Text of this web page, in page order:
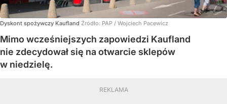
Dyskont spożywczy Kaufland Źródło: PAP / Wojciech Pacewicz
Mimo wcześniejszych zapowiedzi Kaufland
nie zdecydował się na otwarcie sklepów
w niedzielę.